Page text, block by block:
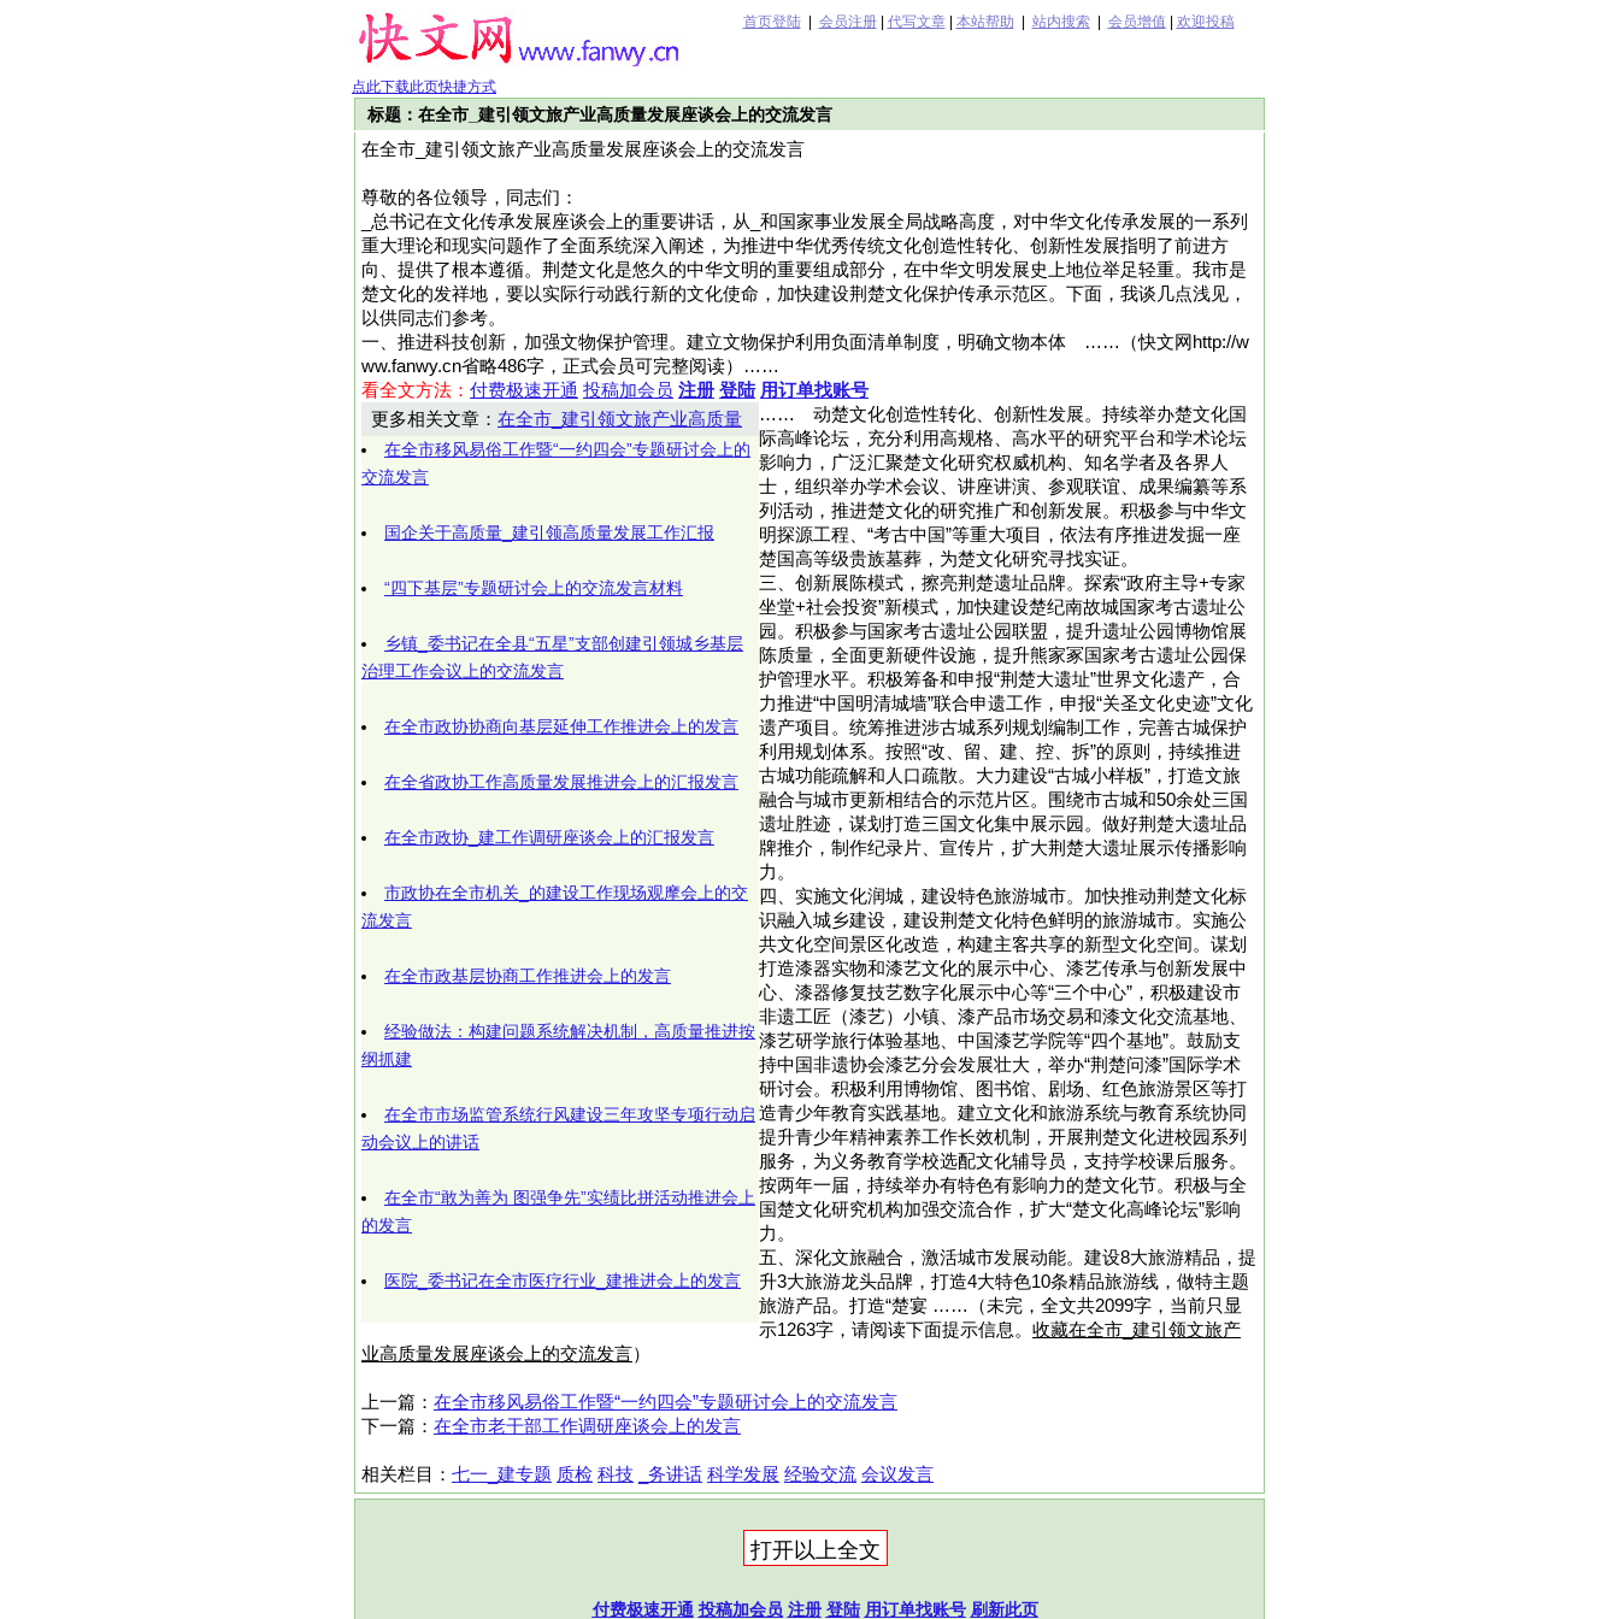
首页登陆| 会员注册| 代写文章| 本站帮助 站内搜索| 会员增值 欢迎投稿
点此下载此页快捷方式
标题：在全市_建引领文旅产业高质量发展座谈会上的交流发言
在全市_建引领文旅产业高质量发展座谈会上的交流发言
尊敬的各位领导，同志们：
_总书记在文化传承发展座谈会上的重要讲话，从_和国家事业发展全局战略高度，对中华文化传承发展的一系列
重大理论和现实问题作了全面系统深入阐述，为推进中华优秀传统文化创造性转化、创新性发展指明了前进方
向、提供了根本遵循。荆楚文化是悠久的中华文明的重要组成部分，在中华文明发展史上地位举足轻重。我市是
楚文化的发祥地，要以实际行动践行新的文化使命，加快建设荆楚文化保护传承示范区。下面，我谈几点浅见，
以供同志们参考。
一、推进科技创新，加强文物保护管理。建立文物保护利用负面清单制度，明确文物本体 ……（快文网http://w
ww.fanwy.cn省略486字，正式会员可完整阅读）……
看全文方法： 付费极速开通 投稿加会员 注册 登陆 用订单找账号
……
更多相关文章： 在全市_建引领文旅产业高质量
在全市移风易俗工作暨“一约四会”专题研讨会上的
交流发言
国企关于高质量_建引领高质量发展工作汇报
“四下基层”专题研讨会上的交流发言材料
乡镇_委书记在全县“五星”支部创建引领城乡基层
治理工作会议上的交流发言
在全市政协协商向基层延伸工作推进会上的发言
在全省政协工作高质量发展推进会上的汇报发言
在全市政协_建工作调研座谈会上的汇报发言
市政协在全市机关_的建设工作现场观摩会上的交
流发言
在全市政基层协商工作推进会上的发言
经验做法：构建问题系统解决机制，高质量推进按
纲抓建
在全市市场监管系统行风建设三年攻坚专项行动启
动会议上的讲话
在全市“敢为善为 图强争先”实绩比拼活动推进会上
的发言
医院_委书记在全市医疗行业_建推进会上的发言
动楚文化创造性转化、创新性发展。持续举办楚文化国
际高峰论坛，充分利用高规格、高水平的研究平台和学术论坛
影响力，广泛汇聚楚文化研究权威机构、知名学者及各界人
士，组织举办学术会议、讲座讲演、参观联谊、成果编纂等系
列活动，推进楚文化的研究推广和创新发展。积极参与中华文
明探源工程、“考古中国”等重大项目，依法有序推进发掘一座
楚国高等级贵族墓葬，为楚文化研究寻找实证。
三、创新展陈模式，擦亮荆楚遗址品牌。探索“政府主导+专家
坐堂+社会投资”新模式，加快建设楚纪南故城国家考古遗址公
园。积极参与国家考古遗址公园联盟，提升遗址公园博物馆展
陈质量，全面更新硬件设施，提升熊家冢国家考古遗址公园保
护管理水平。积极筹备和申报“荆楚大遗址”世界文化遗产，合
力推进“中国明清城墙”联合申遗工作，申报“关圣文化史迹”文化
遗产项目。统筹推进涉古城系列规划编制工作，完善古城保护
利用规划体系。按照“改、留、建、控、拆”的原则，持续推进
古城功能疏解和人口疏散。大力建设“古城小样板”，打造文旅
融合与城市更新相结合的示范片区。围绕市古城和50余处三国
遗址胜迹，谋划打造三国文化集中展示园。做好荆楚大遗址品
牌推介，制作纪录片、宣传片，扩大荆楚大遗址展示传播影响
力。
四、实施文化润城，建设特色旅游城市。加快推动荆楚文化标
识融入城乡建设，建设荆楚文化特色鲜明的旅游城市。实施公
共文化空间景区化改造，构建主客共享的新型文化空间。谋划
打造漆器实物和漆艺文化的展示中心、漆艺传承与创新发展中
心、漆器修复技艺数字化展示中心等“三个中心”，积极建设市
非遗工匠（漆艺）小镇、漆产品市场交易和漆文化交流基地、
漆艺研学旅行体验基地、中国漆艺学院等“四个基地”。鼓励支
持中国非遗协会漆艺分会发展壮大，举办“荆楚问漆”国际学术
研讨会。积极利用博物馆、图书馆、剧场、红色旅游景区等打
造青少年教育实践基地。建立文化和旅游系统与教育系统协同
提升青少年精神素养工作长效机制，开展荆楚文化进校园系列
服务，为义务教育学校选配文化辅导员，支持学校课后服务。
按两年一届，持续举办有特色有影响力的楚文化节。积极与全
国楚文化研究机构加强交流合作，扩大“楚文化高峰论坛”影响
力。
五、深化文旅融合，激活城市发展动能。建设8大旅游精品，提
升3大旅游龙头品牌，打造4大特色10条精品旅游线，做特主题
旅游产品。打造“楚宴 ……（未完，全文共2099字，当前只显
示1263字，请阅读下面提示信息。 收藏在全市_建引领文旅产
业高质量发展座谈会上的交流发言）
上一篇： 在全市移风易俗工作暨“一约四会”专题研讨会上的交流发言
下一篇： 在全市老干部工作调研座谈会上的发言
相关栏目： 七一_建专题 质检 科技 _务讲话 科学发展 经验交流 会议发言
付费极速开通 投稿加会员 注册 登陆 用订单找账号 刷新此页